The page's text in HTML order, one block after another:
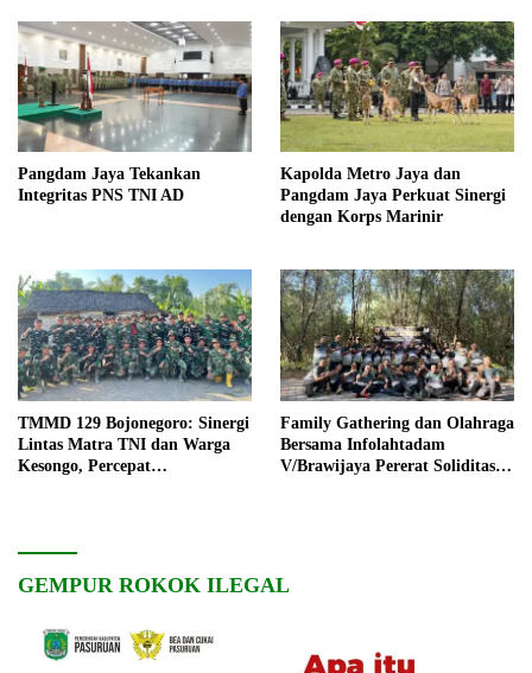
Pangdam Jaya Tekankan
Integritas PNS TNI AD
Kapolda Metro Jaya dan
Pangdam Jaya Perkuat Sinergi
dengan Korps Marinir
TMMD 129 Bojonegoro: Sinergi
Lintas Matra TNI dan Warga
Kesongo, Percepat
Family Gathering dan Olahraga
Bersama Infolahtadam
V/Brawijaya Pererat Soliditas
GEMPUR ROKOK ILEGAL